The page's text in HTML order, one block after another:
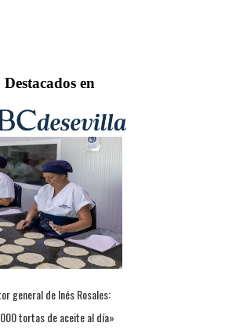
Destacados en
general de Inés Rosales:
tortas de aceite al día»